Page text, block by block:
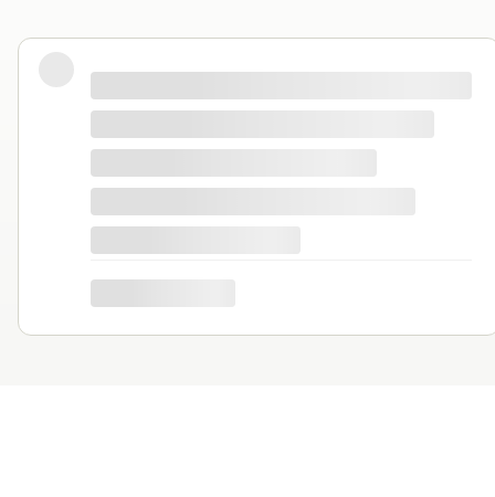
Podzielam pozytywne opinie. W ubiegłym
koktajlowych oraz pomidorów karłowych.
podpory.